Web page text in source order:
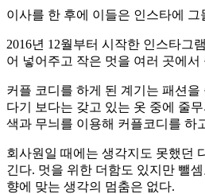
이사를 한 후에 이들은 인스타에
2016년 12월부터 시작한 인스타그
어 넣어주고 작은 멋을 여러 곳에서
커플 코디를 하게 된 계기는 패션
다기 보다는 갖고 있는 옷 중에 줄
색과 무늬를 이용해 커플코디를 하
회사원일 때에는 생각지도 못했던
긴다. 멋을 위한 더함도 있지만 뺄
향에 맞는 생각의 멈춤은 없다.